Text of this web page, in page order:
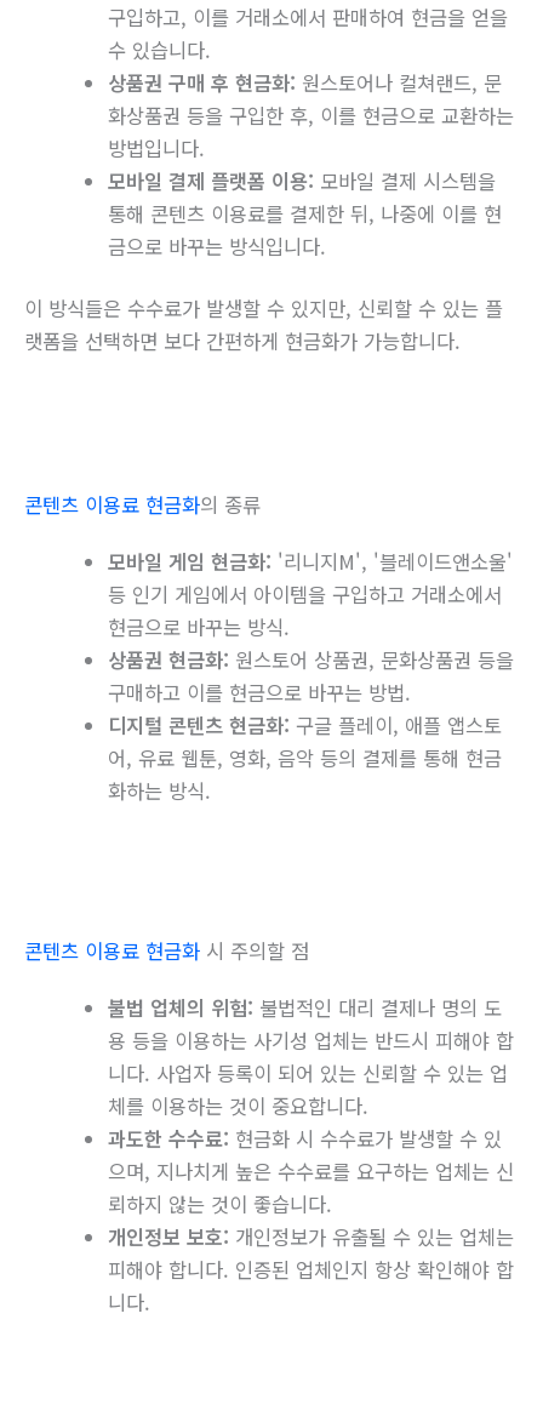
구입하고, 이를 거래소에서 판매하여 현금을 얻을
수 있습니다.
상품권 구매 후 현금화: 원스토어나 컬쳐랜드, 문
화상품권 등을 구입한 후, 이를 현금으로 교환하는
방법입니다.
모바일 결제 플랫폼 이용: 모바일 결제 시스템을
통해 콘텐츠 이용료를 결제한 뒤, 나중에 이를 현
금으로 바꾸는 방식입니다.
이 방식들은 수수료가 발생할 수 있지만, 신뢰할 수 있는 플
랫폼을 선택하면 보다 간편하게 현금화가 가능합니다.
콘텐츠 이용료 현금화의 종류
모바일 게임 현금화: '리니지M', '블레이드앤소울'
등 인기 게임에서 아이템을 구입하고 거래소에서
현금으로 바꾸는 방식.
상품권 현금화: 원스토어 상품권, 문화상품권 등을
구매하고 이를 현금으로 바꾸는 방법.
디지털 콘텐츠 현금화: 구글 플레이, 애플 앱스토
어, 유료 웹툰, 영화, 음악 등의 결제를 통해 현금
화하는 방식.
콘텐츠 이용료 현금화 시 주의할 점
불법 업체의 위험: 불법적인 대리 결제나 명의 도
용 등을 이용하는 사기성 업체는 반드시 피해야 합
니다. 사업자 등록이 되어 있는 신뢰할 수 있는 업
체를 이용하는 것이 중요합니다.
과도한 수수료: 현금화 시 수수료가 발생할 수 있
으며, 지나치게 높은 수수료를 요구하는 업체는 신
뢰하지 않는 것이 좋습니다.
개인정보 보호: 개인정보가 유출될 수 있는 업체는
피해야 합니다. 인증된 업체인지 항상 확인해야 합
니다.